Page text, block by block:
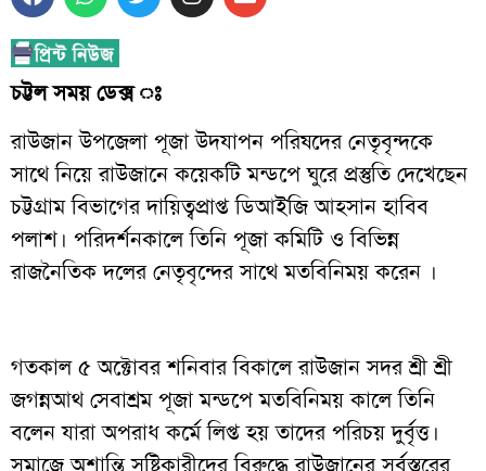
চট্টল সময় ডেক্স ঃ
রাউজান উপজেলা পূজা উদযাপন পরিষদের নেতৃবৃন্দকে
সাথে নিয়ে রাউজানে কয়েকটি মন্ডপে ঘুরে প্রস্তুতি দেখেছেন
চট্টগ্রাম বিভাগের দায়িত্বপ্রাপ্ত ডিআইজি আহসান হাবিব
পলাশ। পরিদর্শনকালে তিনি পূজা কমিটি ও বিভিন্ন
রাজনৈতিক দলের নেতৃবৃন্দের সাথে মতবিনিময় করেন ।
গতকাল ৫ অক্টোবর শনিবার বিকালে রাউজান সদর শ্রী শ্রী
জগন্নআথ সেবাশ্রম পূজা মন্ডপে মতবিনিময় কালে তিনি
বলেন যারা অপরাধ কর্মে লিপ্ত হয় তাদের পরিচয় দুর্বৃত্ত।
সমাজে অশান্তি সৃষ্টিকারীদের বিরুদ্ধে রাউজানের সর্বস্তরের